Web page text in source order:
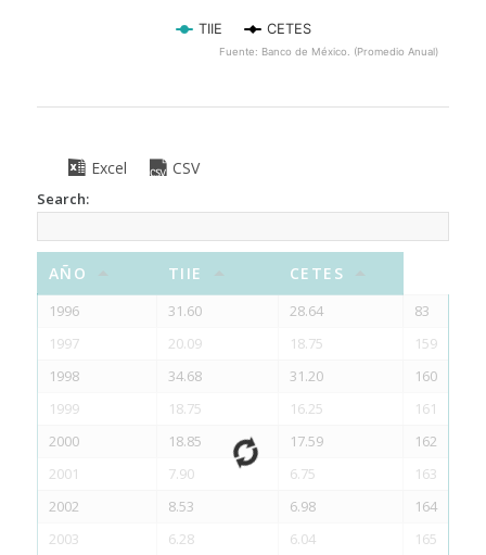
TIIE CETES
Fuente: Banco de México. (Promedio Anual)
Excel CSV
Search:
AÑO TIIE CETES
1996 31.60 28.64
83
1997
20.09 18.75
159
1998
34.68 31.20
160
1999
18.75 16.25
161
2000
18.85 17.59
162
2001
7.90 6.75
163
2002
8.53 6.98
164
2003
6.28 6.04
165